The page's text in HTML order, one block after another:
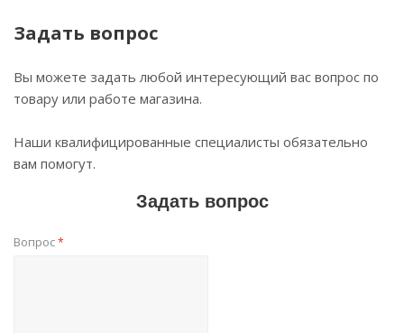
Задать вопрос
Вы можете задать любой интересующий вас вопрос по
товару или работе магазина.
Наши квалифицированные специалисты обязательно
вам помогут.
Задать вопрос
Вопрос*